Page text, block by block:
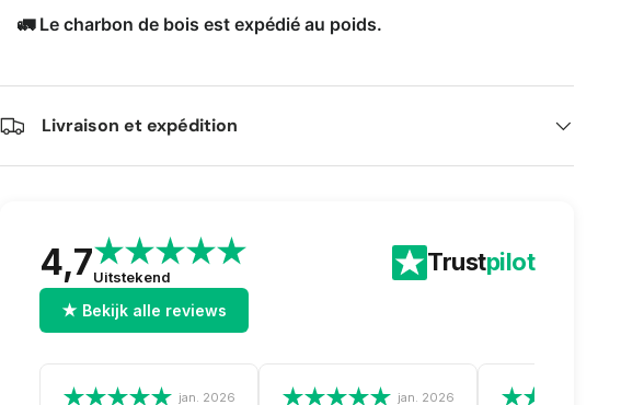
🚛 Le charbon de bois est expédié au poids.
Livraison et expédition
4,7Uitstekend
Trustpilot
★ Bekijk alle reviews
jan. 2026 jan. 2026